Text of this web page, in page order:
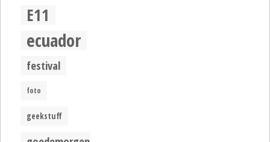
E11
ecuador
festival
foto
geekstuff